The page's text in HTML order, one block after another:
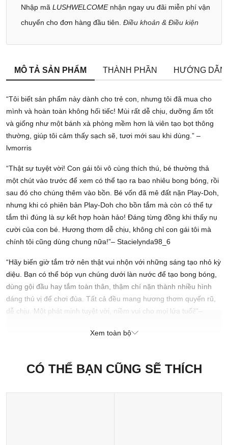
Nhập mã LUSHWELCOMEnhận ngay ưu đãi miễn phí vận
chuyển cho đơn hàng đầu tiên. Điều khoản & Điều kiện
MÔ TẢ SẢN PHẨM THÀNH PHẦN HƯỚNG
“Tôi biết sản phẩm này dành cho trẻ con, nhưng tôi đã mua cho
mình và hoàn toàn không hối tiếc! Mùi rất dễ chịu, dưỡng ẩm tốt
và giống như một bánh xà phòng mềm hơn là viên tạo bọt thông
thường, giúp tôi cảm thấy sạch sẽ, tươi mới sau khi dùng.” –
lvmorris
“Thật sự tuyệt vời! Con gái tôi vô cùng thích thú, bé thường thả
một chút vào trước để xem có thể tạo ra bao nhiêu bong bóng, rồi
sau đó cho chúng thêm vào bồn. Bé vốn đã mê đất nặn Play-Doh,
nhưng khi có phiên bản Play-Doh cho bồn tắm mà còn có thể tự
tắm thì đúng là sự kết hợp hoàn hảo! Đáng từng đồng khi thấy nụ
cười của con bé. Hương thơm dễ chịu, không chỉ con gái tôi mà
chính tôi cũng dùng chung nữa!”– Stacielynda98_6
“Hãy biến giờ tắm trở nên thật vui nhộn với những sáng tạo nhỏ kỳ
diệu. Bạn có thể bóp vụn chúng dưới làn nước để tạo bong bóng,
dùng gội đầu hay tắm toàn thân, thậm chí nặn thành nhiều hình
dáng thú vị để chơi đùa. Tất cả đều mang hương thơm quyến rũ,
dễ chịu. Một phát minh tuyệt vời, niềm vui cho mọi lứa tuổi!”–
Chanh tươi bừng tỉnh tinh thần, mang lại độ bóng rạng rỡ
Xem toàn bộ
CÓ THỂ BẠN CŨNG SẼ THÍCH